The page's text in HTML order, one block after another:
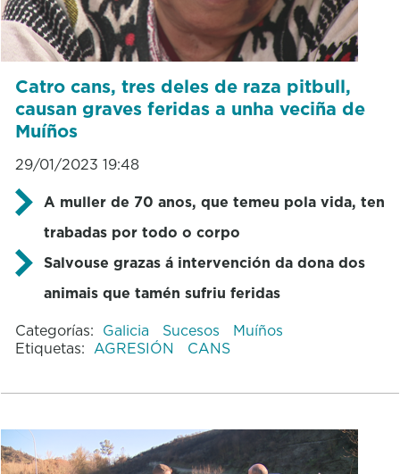
Catro cans, tres deles de raza pitbull,
causan graves feridas a unha veciña de
Muíños
29/01/2023 19:48
A muller de 70 anos, que temeu pola vida, ten
trabadas por todo o corpo
Salvouse grazas á intervención da dona dos
animais que tamén sufriu feridas
Categorías: Galicia Sucesos
Muíños
Etiquetas: AGRESIÓN CANS